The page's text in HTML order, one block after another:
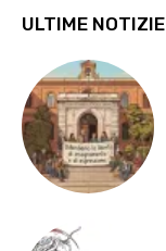
ULTIME NOTIZIE